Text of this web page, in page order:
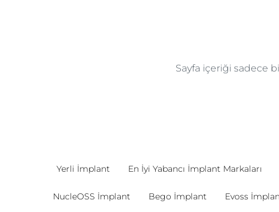
Sayfa içeriği sadece
Yerli İmplant En İyi Yabancı İmplant Markaları
NucleOSS İmplant Bego İmplant Evoss